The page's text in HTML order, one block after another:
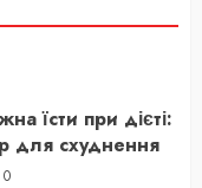
їсти при дієті:
для схуднення
0